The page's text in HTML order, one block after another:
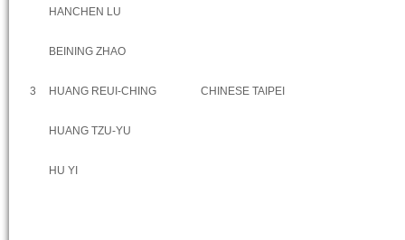
HANCHEN LU
BEINING ZHAO
3 HUANG REUI-CHING CHINESE TAIPEI
HUANG TZU-YU
HU YI